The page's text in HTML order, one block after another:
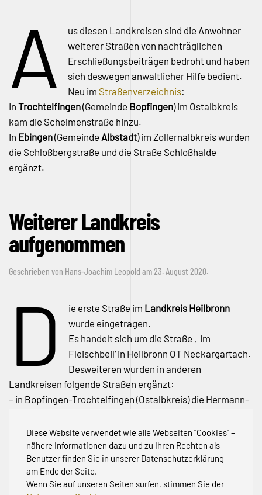
Diese Website verwendet wie alle Webseiten "Cookies" –
nähere Informationen dazu und zu Ihren Rechten als
Benutzer finden Sie in unserer Datenschutzerklärung
am Ende der Seite.
Wenn Sie auf unseren Seiten surfen, stimmen Sie der
A
us diesen Landkreisen sind die Anwohner
weiterer Straßen von nachträglichen
Erschließungsbeiträgen bedroht und haben
sich deswegen anwaltlicher Hilfe bedient.
Neu im Straßenverzeichnis:
In Trochtelfingen(Gemeinde Bopfingen) im Ostalbkreis
kam die Schelmenstraße hinzu.
In Ebingen(Gemeinde Albstadt) im Zollernalbkreis wurden
die Schloßbergstraße und die Straße Schloßhalde
ergänzt.
Weiterer Landkreis
aufgenommen
Geschrieben von Hans-Joachim Leopold am23. August 2020.
D ie erste Straße im Landkreis Heilbronn
wurde eingetragen.
Es handelt sich um die Straße ‚Im
Fleischbeil‘ in Heilbronn OT Neckargartach.
Desweiteren wurden in anderen
Landkreisen folgende Straßen ergänzt:
– in Bopfingen-Trochtelfingen (Ostalbkreis) die Hermann-
– in Wellendingen (Kreis Rottweil) die Neufraer Straße und
– in Neuenbürg-Arnbach (Kreis Lörrach) den Zwerchweg